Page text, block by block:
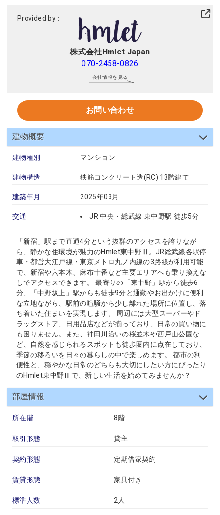
Provided by：
株式会社Hmlet Japan
070-2458-0826
会社情報を見る
お問い合わせ
建物概要
建物種別 マンション
建物構造 鉄筋コンクリート造(RC) 13階建て
建築年月 2025年03月
交通 JR 中央・総武線 東中野駅 徒歩5分
「新宿」駅まで直通4分という抜群のアクセスを誇りなが
ら、静かな住環境が魅力のHmlet東中野Ⅲ。JR総武線各駅停
車・都営大江戸線・東京メトロ丸ノ内線の3路線が利用可能
で、新宿や六本木、麻布十番など主要エリアへも乗り換えな
しでアクセスできます。 最寄りの「東中野」駅から徒歩6
分、「中野坂上」駅からも徒歩9分と通勤やお出かけに便利
な立地ながら、駅前の喧騒から少し離れた場所に位置し、落
ち着いた住まいを実現します。 周辺には大型スーパーやド
ラッグストア、日用品店などが揃っており、日常の買い物に
も困りません。また、神田川沿いの桜並木や西戸山公園な
ど、自然を感じられるスポットも徒歩圏内に点在しており、
季節の移ろいを日々の暮らしの中で楽しめます。 都市の利
便性と、穏やかな日常のどちらも大切にしたい方にぴったり
のHmlet東中野Ⅲで、新しい生活を始めてみませんか？
部屋情報
所在階 8階
取引形態 貸主
契約形態 定期借家契約
賃貸形態 家具付き
標準人数 2人